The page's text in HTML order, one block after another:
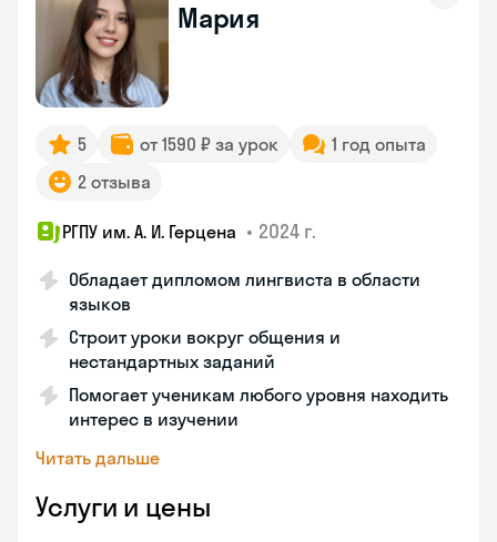
Мария
5 от 1590 ₽ за урок
1 год опыта
2 отзыва
РГПУ им. А. И. Герцена • 2024 г.
Обладает дипломом лингвиста в области
языков
Строит уроки вокруг общения и
нестандартных заданий
Помогает ученикам любого уровня находить
интерес в изучении
Читать дальше
Услуги и цены